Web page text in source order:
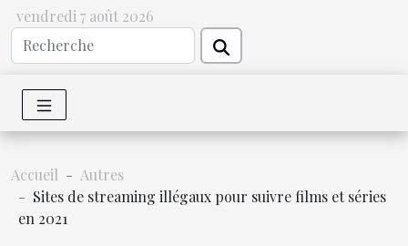
vendredi 7 août 2026
Accueil
Autres
Sites de streaming illégaux pour suivre films et séries
en 2021